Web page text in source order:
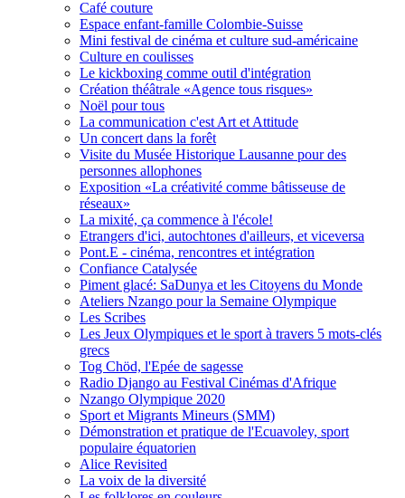
Café couture
Espace enfant-famille Colombie-Suisse
Mini festival de cinéma et culture sud-américaine
Culture en coulisses
Le kickboxing comme outil d'intégration
Création théâtrale «Agence tous risques»
Noël pour tous
La communication c'est Art et Attitude
Un concert dans la forêt
Visite du Musée Historique Lausanne pour des
personnes allophones
Exposition «La créativité comme bâtisseuse de
réseaux»
La mixité, ça commence à l'école!
Etrangers d'ici, autochtones d'ailleurs, et viceversa
Pont.E - cinéma, rencontres et intégration
Confiance Catalysée
Piment glacé: SaDunya et les Citoyens du Monde
Ateliers Nzango pour la Semaine Olympique
Les Scribes
Les Jeux Olympiques et le sport à travers 5 mots-clés
grecs
Tog Chöd, l'Epée de sagesse
Radio Django au Festival Cinémas d'Afrique
Nzango Olympique 2020
Sport et Migrants Mineurs (SMM)
Démonstration et pratique de l'Ecuavoley, sport
populaire équatorien
Alice Revisited
La voix de la diversité